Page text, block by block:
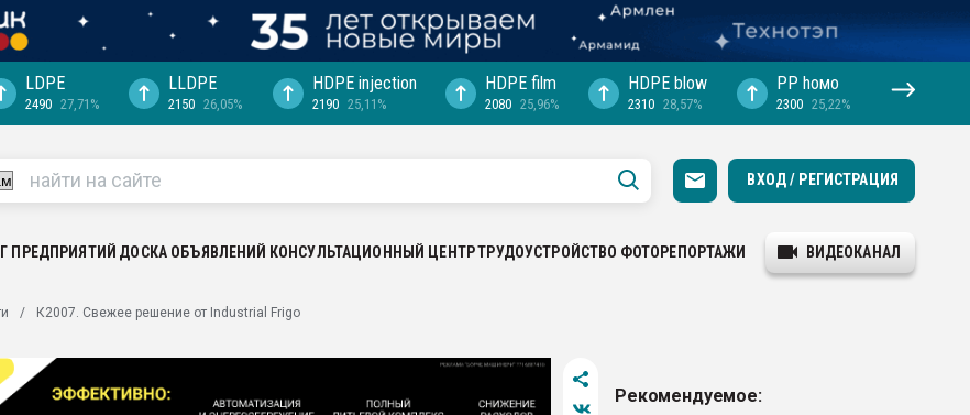
в.
LDPE
2490 27,71%
LLDPE
2150 26,05%
HDPE injection
2190 25,11%
HDPE film
2080 25,96%
HDPE blow
2310 28,57%
PP hомо
2300 25,22%
ВХОД / РЕГИСТРАЦИЯ
ПРЕДПРИЯТИЙ ДОСКА ОБЪЯВЛЕНИЙ КОНСУЛЬТАЦИОННЫЙ ЦЕНТРТРУДОУСТРОЙСТВО ФОТОРЕПОРТАЖИ ВИДЕОКАНАЛ
К2007. Свежее решение от Industrial Frigo
Рекомендуемое: